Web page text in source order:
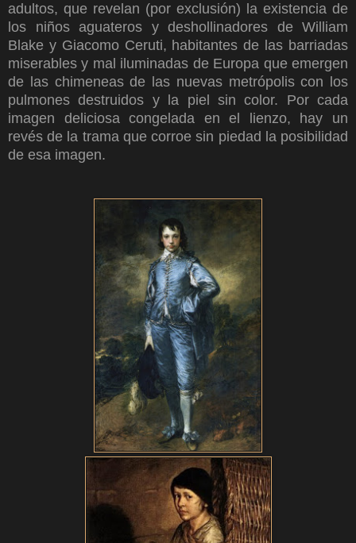
adultos, que revelan (por exclusión) la existencia de
los niños aguateros y deshollinadores de William
Blake y Giacomo Ceruti, habitantes de las barriadas
miserables y mal iluminadas de Europa que emergen
de las chimeneas de las nuevas metrópolis con los
pulmones destruidos y la piel sin color. Por cada
imagen deliciosa congelada en el lienzo, hay un
revés de la trama que corroe sin piedad la posibilidad
de esa imagen.